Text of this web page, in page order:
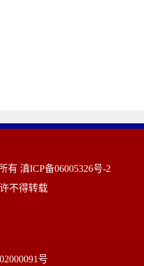
有 滇ICP备06005326号-2
不得转载
号